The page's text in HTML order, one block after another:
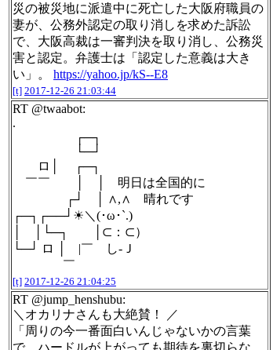
災の被災地に派遣中に死亡した大阪府職員の
妻が、公務外認定の取り消しを求めた訴訟
で、大阪高裁は一審判決を取り消し、公務災
害と認定。弁護士は「認定した意義は大き
い」。 https://yahoo.jp/kS--E8
[t] 2017-12-26 21:03:44
RT @twaabot:
.
┌─┐
└─┘
ロ│ ┌─┐
￣￣ │ │ 明日は全国的に
┌┘ │ ∧,∧ 晴れです
┌─┐┌──┘☀＼(･ω･`.)
│ │└─┐ │⊂：⊂）
└─┘ ロ │ |￣ し-Ｊ
￣
[t] 2017-12-26 21:04:25
RT @jump_henshubu:
＼オカリナさんも大絶賛！ ／
「周りの今一番面白いんじゃないかの言葉